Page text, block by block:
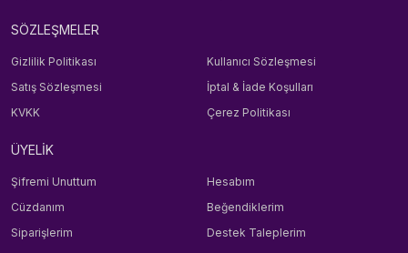
SÖZLEŞMELER
Gizlilik Politikası
Kullanıcı Sözleşmesi
Satış Sözleşmesi
İptal & İade Koşulları
KVKK
Çerez Politikası
ÜYELİK
Şifremi Unuttum
Hesabım
Cüzdanım
Beğendiklerim
Siparişlerim
Destek Taleplerim